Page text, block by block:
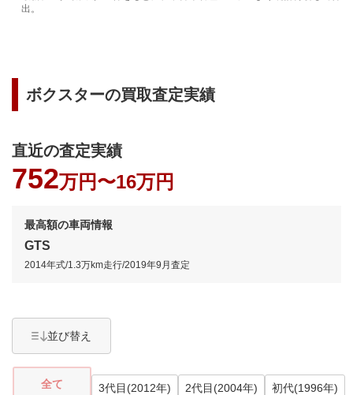
出。
ボクスターの買取査定実績
直近の査定実績
752万円〜16万円
最高額の車両情報
GTS
2014年式/1.3万km走行/2019年9月査定
並び替え
全て 3代目(2012年) 2代目(2004年) 初代(1996年)